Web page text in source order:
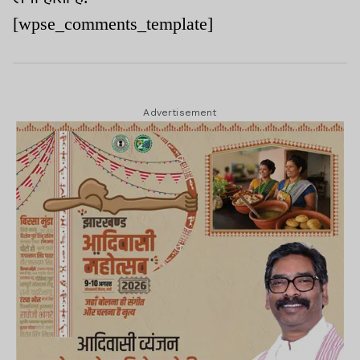
[wpse_comments_template]
Advertisement